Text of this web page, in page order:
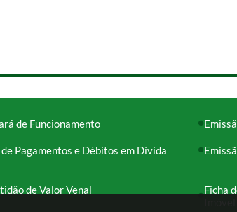
de Funcionamento
Pagamentos e Débitos em Dívida
de Valor Venal
Ficha